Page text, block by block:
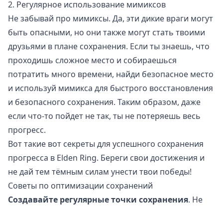
2. Регулярное использование мимиксов
Не забывай про мимиксы. Да, эти дикие враги могут
быть опасными, но они также могут стать твоими
друзьями в плане сохранения. Если ты знаешь, что
проходишь сложное место и собираешься
потратить много времени, найди безопасное место
и используй мимикса для быстрого восстановления
и безопасного сохранения. Таким образом, даже
если что-то пойдет не так, ты не потеряешь весь
прогресс.
Вот такие вот секреты для успешного сохранения
прогресса в Elden Ring. Береги свои достижения и
не дай тем тёмным силам унести твои победы!
Советы по оптимизации сохранений
Создавайте регулярные точки сохранения. Не